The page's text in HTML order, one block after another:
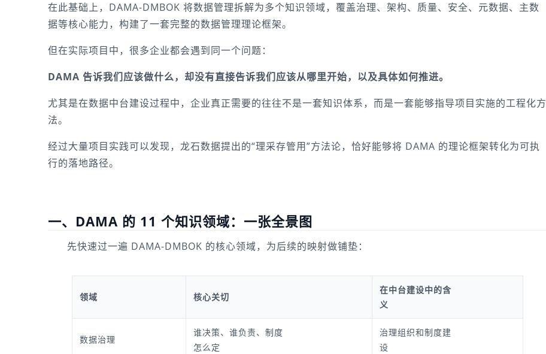
在此基础上，DAMA-DMBOK 将数据管理拆解为多个知识领域，覆盖治理、架构、质量、安全、元数据、主数
据等核心能力，构建了一套完整的数据管理理论框架。
但在实际项目中，很多企业都会遇到同一个问题：
DAMA 告诉我们应该做什么，却没有直接告诉我们应该从哪里开始，以及具体如何推进。
尤其是在数据中台建设过程中，企业真正需要的往往不是一套知识体系，而是一套能够指导项目实施的工程化方
法。
经过大量项目实践可以发现，龙石数据提出的“理采存管用”方法论，恰好能够将 DAMA 的理论框架转化为可执
行的落地路径。
一、DAMA 的 11 个知识领域：一张全景图
先快速过一遍 DAMA-DMBOK 的核心领域，为后续的映射做铺垫：
领域 核心关切
在中台建设中的含
义
数据治理
谁决策、谁负责、制度
怎么定
治理组织和制度建
设